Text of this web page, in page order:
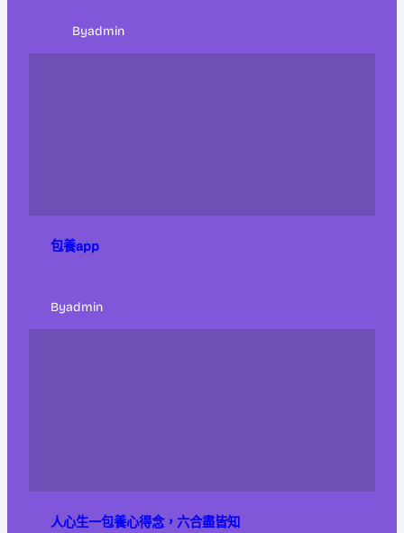
Byadmin
包養app
Byadmin
人心生一包養心得念，六合盡皆知